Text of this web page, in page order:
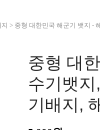
> 중형 대한민국 해군기 뱃지 -
중형 대
수기뱃
기배지,